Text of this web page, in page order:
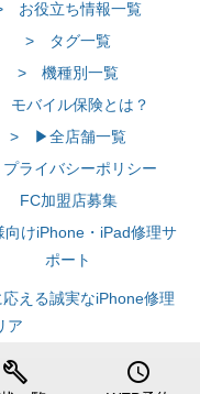
お役立ち情報一覧
> タグ一覧
> 機種別一覧
バイル保険とは？
> ▶全店舗一覧
ライバシーポリシー
FC加盟店募集
向けiPhone・iPad修理サ
ポート
える誠実なiPhone修理
ア
build schedule